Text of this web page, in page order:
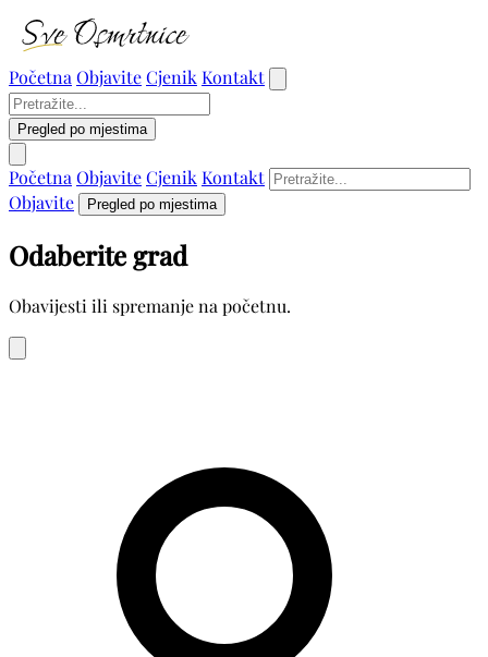
Početna ObjaviteCjenik Kontakt
Pregled po mjestima
Početna ObjaviteCjenik Kontakt
Objavite
Pregled po mjestima
Odaberite grad
Obavijesti ili spremanje na početnu.